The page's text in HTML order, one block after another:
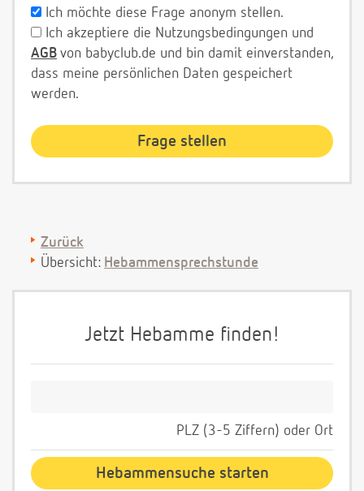
Ich möchte diese Frage anonym stellen.
Ich akzeptiere die Nutzungsbedingungen und
AGB von babyclub.de und bin damit einverstanden,
dass meine persönlichen Daten gespeichert
werden.
Zurück
Übersicht: Hebammensprechstunde
Jetzt Hebamme finden!
PLZ (3-5 Ziffern) oder Ort